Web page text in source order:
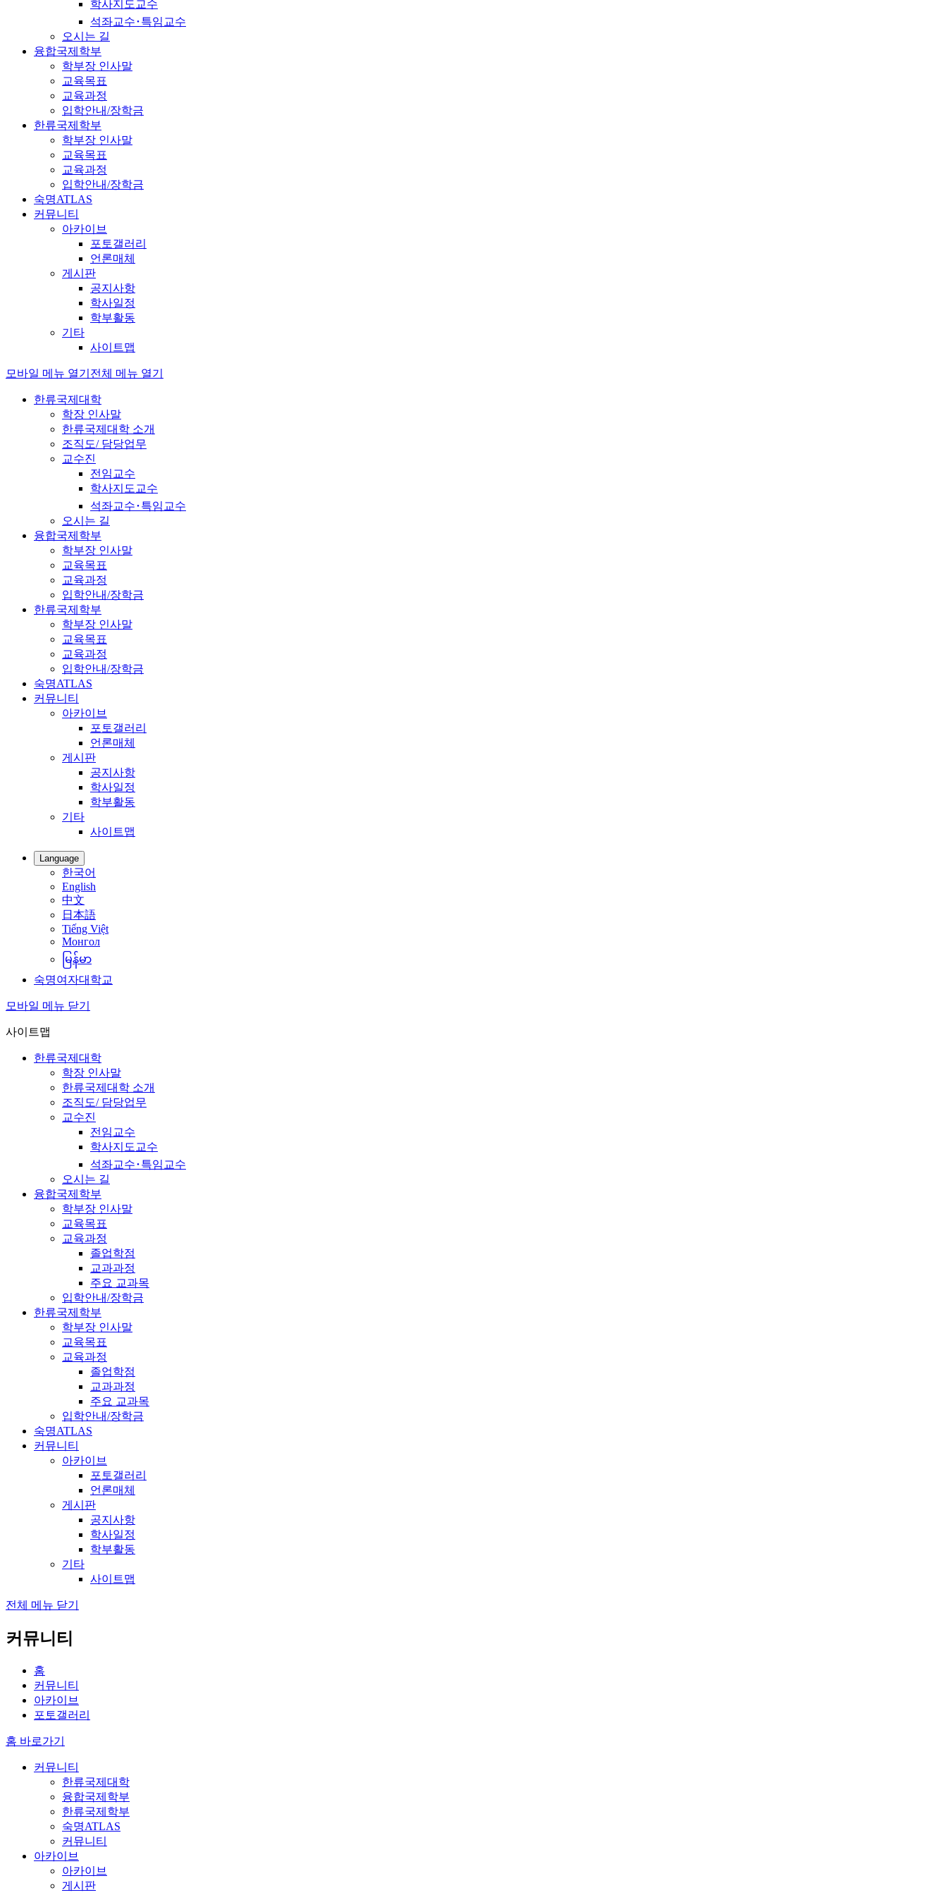
학사지도교수
석좌교수･특임교수
오시는 길
융합국제학부
학부장 인사말
교육목표
교육과정
입학안내/장학금
한류국제학부
학부장 인사말
교육목표
교육과정
입학안내/장학금
숙명ATLAS
커뮤니티
아카이브
포토갤러리
언론매체
게시판
공지사항
학사일정
학부활동
기타
사이트맵
모바일 메뉴 열기 전체 메뉴 열기
한류국제대학
학장 인사말
한류국제대학 소개
조직도/ 담당업무
교수진
전임교수
학사지도교수
석좌교수･특임교수
오시는 길
융합국제학부
학부장 인사말
교육목표
교육과정
입학안내/장학금
한류국제학부
학부장 인사말
교육목표
교육과정
입학안내/장학금
숙명ATLAS
커뮤니티
아카이브
포토갤러리
언론매체
게시판
공지사항
학사일정
학부활동
기타
사이트맵
Language
한국어
English
中文
日本語
Tiếng Việt
Монгол
မြန်မာ
숙명여자대학교
모바일 메뉴 닫기
사이트맵
한류국제대학
학장 인사말
한류국제대학 소개
조직도/ 담당업무
교수진
전임교수
학사지도교수
석좌교수･특임교수
오시는 길
융합국제학부
학부장 인사말
교육목표
교육과정
졸업학점
교과과정
주요 교과목
입학안내/장학금
한류국제학부
학부장 인사말
교육목표
교육과정
졸업학점
교과과정
주요 교과목
입학안내/장학금
숙명ATLAS
커뮤니티
아카이브
포토갤러리
언론매체
게시판
공지사항
학사일정
학부활동
기타
사이트맵
전체 메뉴 닫기
커뮤니티
홈
커뮤니티
아카이브
포토갤러리
홈 바로가기
커뮤니티
한류국제대학
융합국제학부
한류국제학부
숙명ATLAS
커뮤니티
아카이브
아카이브
게시판